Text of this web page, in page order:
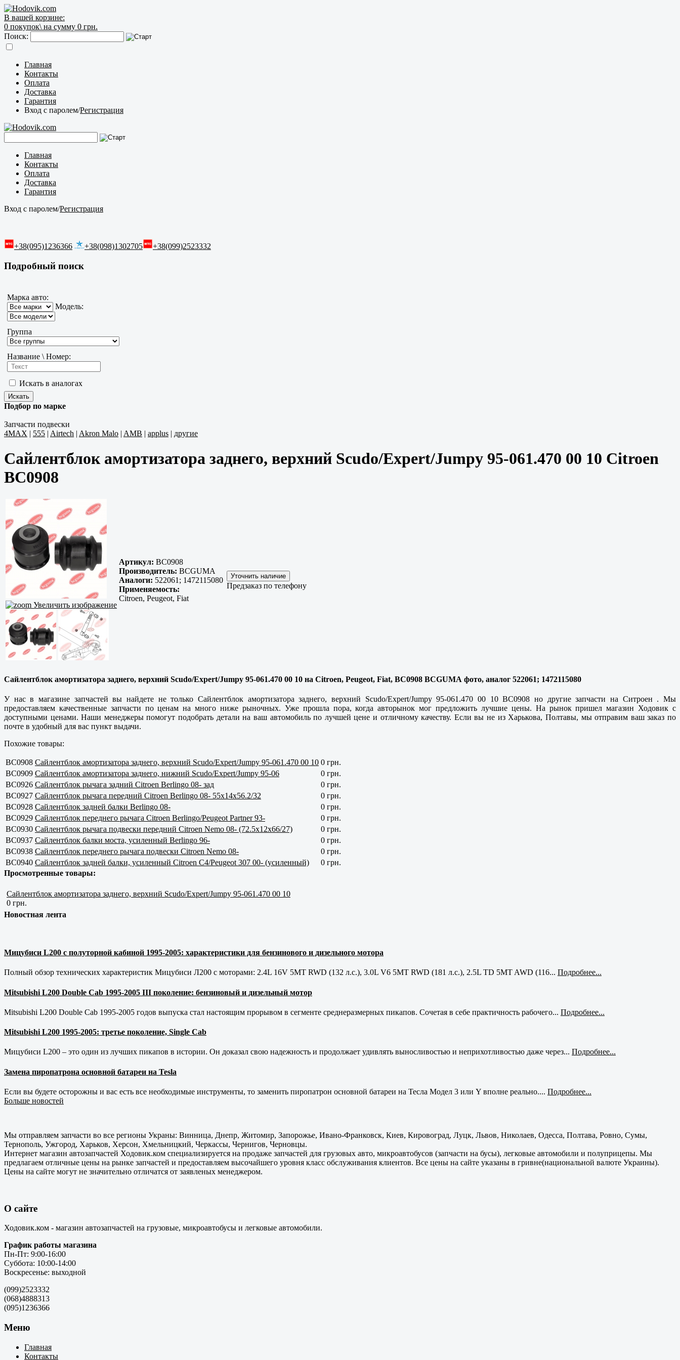
В вашей корзине:
0 покупок\ на сумму 0 грн.
Поиск:
Главная
Контакты
Оплата
Доставка
Гарантия
Вход с паролем/Регистрация
Главная
Контакты
Оплата
Доставка
Гарантия
Вход с паролем/Регистрация
+38(095)1236366 +38(098)1302705 +38(099)2523332
Подробный поиск
Марка авто:
Модель:
Группа
Название \ Номер:
Искать в аналогах
Подбор по марке
Запчасти подвески
4MAX | 555 | Airtech | Akron Malo | AMB | applus | другие
Сайлентблок амортизатора заднего, верхний Scudo/Expert/Jumpy 95-061.470 00 10 Citroen
BC0908
Увеличить изображение
Артикул: BC0908
Производитель: BCGUMA
Аналоги: 522061; 1472115080
Применяемость:
Citroen, Peugeot, Fiat
Предзаказ по телефону
Сайлентблок амортизатора заднего, верхний Scudo/Expert/Jumpy 95-061.470 00 10 на Citroen, Peugeot, Fiat, BC0908 BCGUMA фото, аналог 522061; 1472115080
У нас в магазине запчастей вы найдете не только Сайлентблок амортизатора заднего, верхний Scudo/Expert/Jumpy 95-061.470 00 10 BC0908 но другие запчасти на Ситроен . Мы
предоставляем качественныезапчасти по ценам на много ниже рыночных. Уже прошла пора, когда авторынок мог предложить лучшие цены. На рынок пришел магазин Ходовик с
доступными ценами. Наши менеджеры помогут подобрать детали на ваш автомобиль по лучшей цене и отличному качеству. Если вы не из Харькова, Полтавы, мы отправим ваш заказ по
почте в удобный для вас пункт выдачи.
Похожие товары:
BC0908 Сайлентблок амортизатора заднего, верхний Scudo/Expert/Jumpy 95-061.470 00 10 0 грн.
BC0909 Сайлентблок амортизатора заднего, нижний Scudo/Expert/Jumpy 95-06
0 грн.
BC0926 Сайлентблок рычага задний Citroen Berlingo 08- зад
0 грн.
BC0927 Сайлентблок рычага передний Citroen Berlingo 08- 55x14x56.2/32
0 грн.
BC0928 Сайлентблок задней балки Berlingo 08-
0 грн.
BC0929 Сайлентблок переднего рычага Citroen Berlingo/Peugeot Partner 93-
0 грн.
BC0930 Сайлентблок рычага подвески передний Citroen Nemo 08- (72.5x12x66/27)
0 грн.
BC0937 Сайлентблок балки моста, усиленный Berlingo 96-
0 грн.
BC0938 Сайлентблок переднего рычага подвески Citroen Nemo 08-
0 грн.
BC0940 Сайлентблок задней балки, усиленный Citroen C4/Peugeot 307 00- (усиленный)
0 грн.
Просмотренные товары:
Сайлентблок амортизатора заднего, верхний Scudo/Expert/Jumpy 95-061.470 00 10
0 грн.
Новостная лента
Мицубиси L200 с полуторной кабиной 1995-2005: характеристики для бензинового и дизельного мотора
Полный обзор технических характеристик Мицубиси Л200 с моторами: 2.4L 16V 5MT RWD (132 л.с.), 3.0L V6 5MT RWD (181 л.с.), 2.5L TD 5MT AWD (116... Подробнее...
Mitsubishi L200 Double Cab 1995-2005 III поколение: бензиновый и дизельный мотор
Mitsubishi L200 Double Cab 1995-2005 годов выпуска стал настоящим прорывом в сегменте среднеразмерных пикапов. Сочетая в себе практичность рабочего... Подробнее...
Mitsubishi L200 1995-2005: третье поколение, Single Cab
Мицубиси L200 – это один из лучших пикапов в истории. Он доказал свою надежность и продолжает удивлять выносливостью и неприхотливостью даже через... Подробнее...
Замена пиропатрона основной батареи на Tesla
Если вы будете осторожны и вас есть все необходимые инструменты, то заменить пиропатрон основной батареи на Тесла Модел 3 или Y вполне реально.... Подробнее...
Больше новостей
Мы отправляем запчасти во все регионы Украны: Винница, Днепр, Житомир, Запорожье, Ивано-Франковск, Киев, Кировоград, Луцк, Львов, Николаев, Одесса, Полтава, Ровно, Сумы,
Тернополь, Ужгород, Харьков, Херсон, Хмельницкий, Черкассы, Чернигов, Черновцы.
Интернет магазин автозапчастей Ходовик.ком специализируется на продаже запчастей для грузовых авто, микроавтобусов (запчасти на бусы), легковые автомобили и полуприцепы. Мы
предлагаем отличные цены на рынке запчастей и предоставляем высочайшего уровня класс обслуживания клиентов. Все цены на сайте указаны в гривне(национальной валюте Украины).
Цены на сайте могут не значительно отличатся от заявленых менеджером.
О сайте
Ходовик.ком - магазин автозапчастей на грузовые, микроавтобусы и легковые автомобили.
График работы магазина
Пн-Пт: 9:00-16:00
Суббота: 10:00-14:00
Воскресенье: выходной
(099)2523332
(068)4888313
(095)1236366
Меню
Главная
Контакты